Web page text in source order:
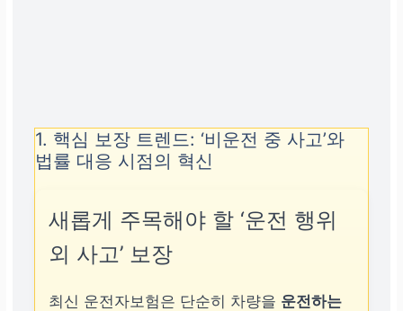
1. 핵심 보장 트렌드: ‘비운전 중 사고’와
법률 대응 시점의 혁신
새롭게 주목해야 할 ‘운전 행위
외 사고’ 보장
최신 운전자보험은 단순히 차량을 운전하는